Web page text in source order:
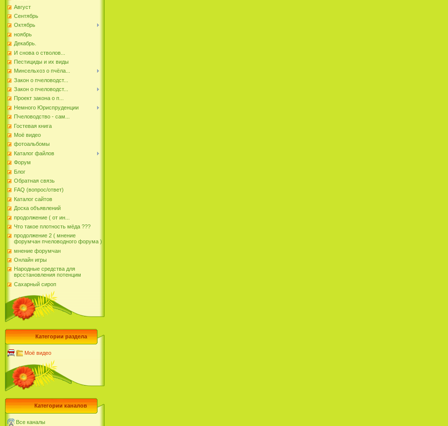
Август
Сентябрь
Октябрь
ноябрь
Декабрь.
И снова о стволов...
Пестициды и их виды
Минсельхоз о пчёла...
Закон о пчеловодст...
Закон о пчеловодст...
Проект закона о п...
Немного Юриспруденции
Пчеловодство - сам...
Гостевая книга
Моё видео
фотоальбомы
Каталог файлов
Форум
Блог
Обратная связь
FAQ (вопрос/ответ)
Каталог сайтов
Доска объявлений
продолжение ( от ин...
Что такое плотность мёда ???
продолжение 2 ( мнение
форумчан пчеловодного форума )
мнение форумчан
Онлайн игры
Народные средства для
врсстановления потенцим
Сахарный сироп
Категории раздела
Моё видео
Категории каналов
Все каналы